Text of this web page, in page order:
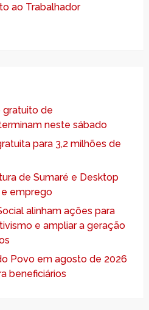
ao Trabalhador
gratuito de
neste sábado
para 3,2 milhões de
de Sumaré e Desktop
emprego
alinham ações para
e ampliar a geração
Povo em agosto de 2026
beneficiários